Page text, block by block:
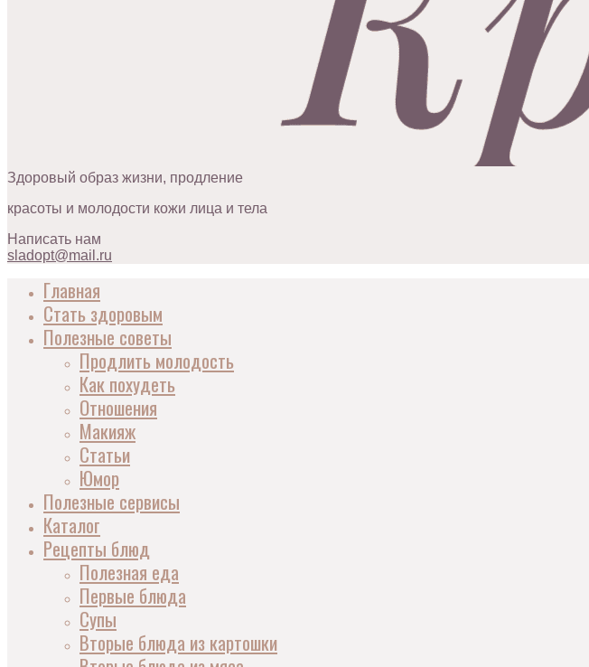
Здоровый образ жизни, продление
красоты и молодости кожи лица и тела
Написать нам
sladopt@mail.ru
Главная
Стать здоровым
Полезные советы
Продлить молодость
Как похудеть
Отношения
Макияж
Статьи
Юмор
Полезные сервисы
Каталог
Рецепты блюд
Полезная еда
Первые блюда
Супы
Вторые блюда из картошки